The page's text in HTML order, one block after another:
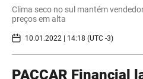
Clima seco no sul mantém
preços em alta
10.01.2022 | 14:18 (UTC -3)
PACCAR Financial